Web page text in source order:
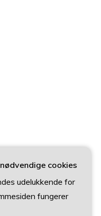
cookies
udelukkende for
fungerer